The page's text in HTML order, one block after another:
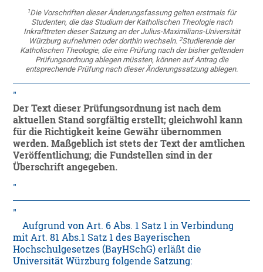
1Die Vorschriften dieser Änderungsfassung gelten erstmals für
Studenten, die das Studium der Katholischen Theologie nach
Inkrafttreten dieser Satzung an der Julius-Maximilians-Universität
Würzburg aufnehmen oder dorthin wechseln. 2Studierende der
Katholischen Theologie, die eine Prüfung nach der bisher geltenden
Prüfungsordnung ablegen müssten, können auf Antrag die
entsprechende Prüfung nach dieser Änderungssatzung ablegen.
Der Text dieser Prüfungsordnung ist nach dem
aktuellen Stand sorgfältig erstellt; gleichwohl kann
für die Richtigkeit keine Gewähr übernommen
werden. Maßgeblich ist stets der Text der amtlichen
Veröffentlichung; die Fundstellen sind in der
Überschrift angegeben.
Aufgrund von Art. 6 Abs. 1 Satz 1 in Verbindung
mit Art. 81 Abs.1 Satz 1 des Bayerischen
Hochschulgesetzes (BayHSchG) erläßt die
Universität Würzburg folgende Satzung: